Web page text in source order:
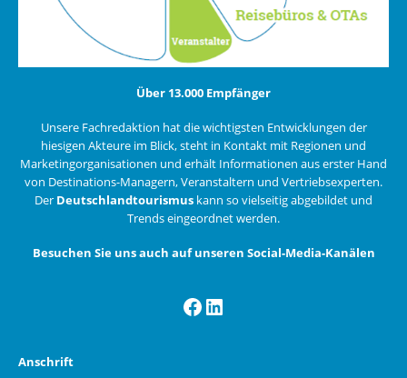
Über 13.000 Empfänger
Unsere Fachredaktion hat die wichtigsten Entwicklungen der
hiesigen Akteure im Blick, steht in Kontakt mit Regionen und
Marketingorganisationen und erhält Informationen aus erster Hand
von Destinations-Managern, Veranstaltern und Vertriebsexperten.
Der Deutschlandtourismus kann so vielseitig abgebildet und
Trends eingeordnet werden.
Besuchen Sie uns auch auf unseren Social-Media-Kanälen
Facebook
LinkedIn
Anschrift